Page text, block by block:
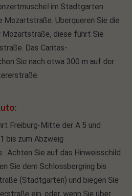
im Stadtgarten
Mozartstraße. Überqueren Sie die
Mozartstraße, diese führt Sie
Das Caritas-
Sie nach etwa 300 m auf der
Freiburg-Mitte der A 5 und
bis zum Abzweig
Achten Sie auf das Hinweisschild
Sie dem Schlossbergring bis
(Stadtgarten) und biegen Sie
ein, oder, wenn Sie über